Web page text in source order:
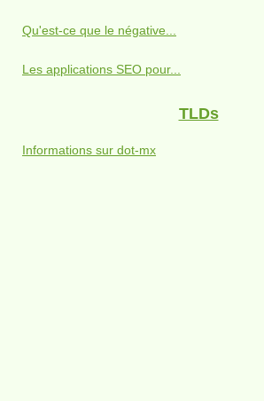
Qu'est-ce que le négative...
Les applications SEO pour...
TLDs
Informations sur dot-mx